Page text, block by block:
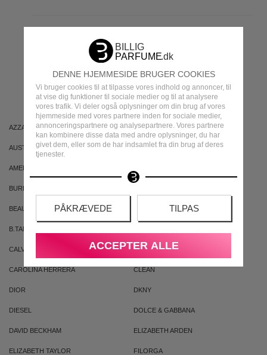
DENNE HJEMMESIDE BRUGER COOKIES
Vi bruger cookies til at tilpasse vores indhold og annoncer, til
at vise dig funktioner til sociale medier og til at analysere
vores trafik. Vi deler også oplysninger om din brug af vores
hjemmeside med vores partnere inden for sociale medier,
annonceringspartnere og analysepartnere. Vores partnere
kan kombinere disse data med andre oplysninger, du har
givet dem, eller som de har indsamlet fra din brug af deres
tjenester.
PÅKRÆVEDE TILPAS
ACCEPTER ALLE
MEST POPULÆRE
MÆRKER
AZZARO ARIANA GRANDE
AUSTRALIAN GOLD AUSTRALIAN BODYCARE
AMERICAN CREW
BURBERRY
BEAUTE PACIFIQUE BADEANSTALTEN
B.TAN
CALVIN KLEIN CACHAREL
CAROLINA HERRERA CLEAN
DIOR DKNY
DIESEL DOLCE & GABBANA
DAVID BECKHAM ELIZABETH ARDEN
ELIZABETH TAYLOR FILORGA